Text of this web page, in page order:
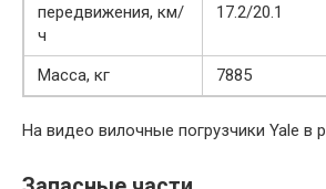
передвижения, км/
ч
17.2/20.1
Масса, кг 7885
На видео вилочные погрузчики Yale в